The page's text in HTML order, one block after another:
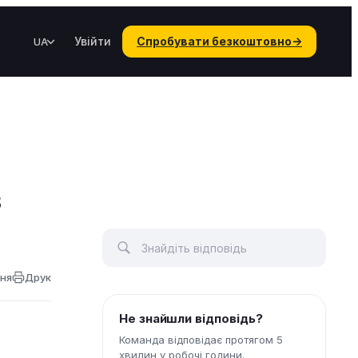
UA Увійти Спробувати безкоштовно→
Друк
Не знайшли відповідь?
Команда відповідає протягом 5
хвилин у робочі години.